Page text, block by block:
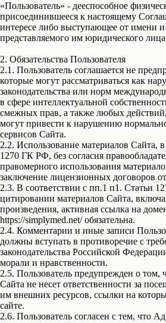
«Пользователь» - дееспособное
присоединившееся к настоящему
интересе либо выступающее от имени и
представляемого им юридического
2. Обязательства Пользователя
2.1. Пользователь соглашается не
которые могут рассматриваться как
законодательства или норм
в сфере интеллектуальной
смежных прав, а также любых
могут привести к нарушению
сервисов Сайта.
2.2. Использование материалов Сайта, в
1270 ГК РФ, без согласия
правомерного использования
заключение лицензионных договоров
2.3. В соответствии с пп.1 п1. Статьи
цитировании материалов Сайта,
произведения, активная ссылка на
https://simplymed.net/ обязательна.
2.4. Комментарии и иные записи
должны вступать в противоречие с
законодательства Российской
морали и нравственности.
2.5. Пользователь предупрежден о том,
Сайта не несет ответственности за
им внешних ресурсов, ссылки на
сайте.
2.6. Пользователь согласен с тем, что